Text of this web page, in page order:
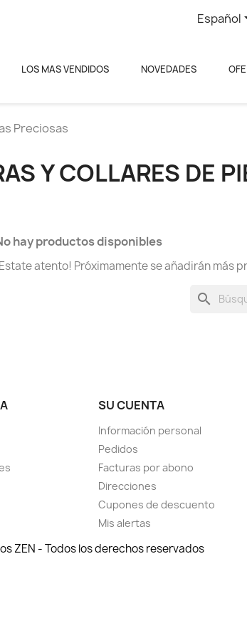
Español
NOVEDADES
LOS MAS VENDIDOS
Preciosas
Y COLLARES DE
hay productos disponibles
atento! Próximamente se añadirán más
search
SU CUENTA
Información personal
Pedidos
Facturas por abono
Direcciones
Cupones de descuento
Mis alertas
ZEN - Todos los derechos reservados